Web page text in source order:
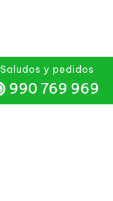
Saludos y pedidos
990 769 969